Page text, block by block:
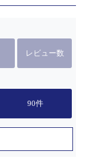
レビュー数
90件